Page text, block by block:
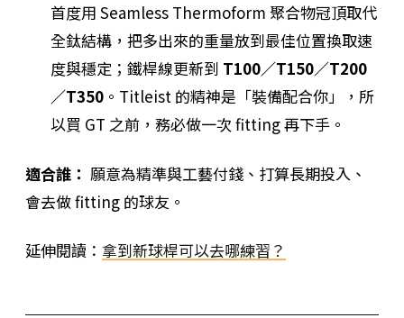
首度用 Seamless Thermoform 聚合物冠頂取代
全鈦結構，把多出來的重量放到最佳位置換取速
度與穩定；鐵桿線更新到 T100／T150／T200
／T350 。Titleist 的精神是「裝備配合你」，所
以買 GT 之前，務必做一次 fitting 再下手。
適合誰： 願意為精準與工藝付錢、打算長期投入、
會去做 fitting 的球友。
延伸閱讀： 拿到新球桿可以去哪練習？